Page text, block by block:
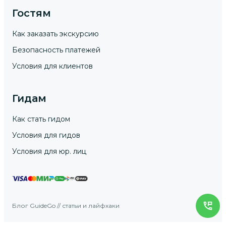
Гостям
Как заказать экскурсию
Безопасность платежей
Условия для клиентов
Гидам
Как стать гидом
Условия для гидов
Условия для юр. лиц
Блог GuideGo // статьи и лайфхаки